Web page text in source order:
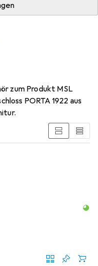
PORTA
zum Produkt MSL
PORTA 1922 aus